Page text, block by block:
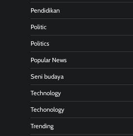
Pendidikan
Politic
Politics
Popular News
Seni budaya
Technology
Techonology
Trending